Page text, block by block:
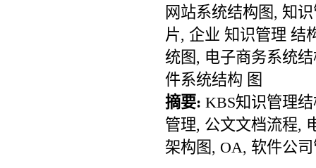
网站系统结构图, 知
片, 企业 知识管理 结
统图, 电子商务系统
件系统结构 图
摘要: KBS知识管理
管理, 公文文档流程,
架构图, OA, 软件公